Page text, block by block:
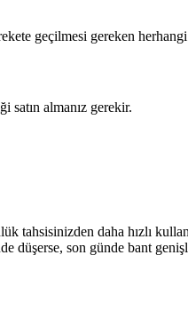
geçilmesi gereken
satın almanız gerekir.
daha hızlı
düşerse, son günde bant